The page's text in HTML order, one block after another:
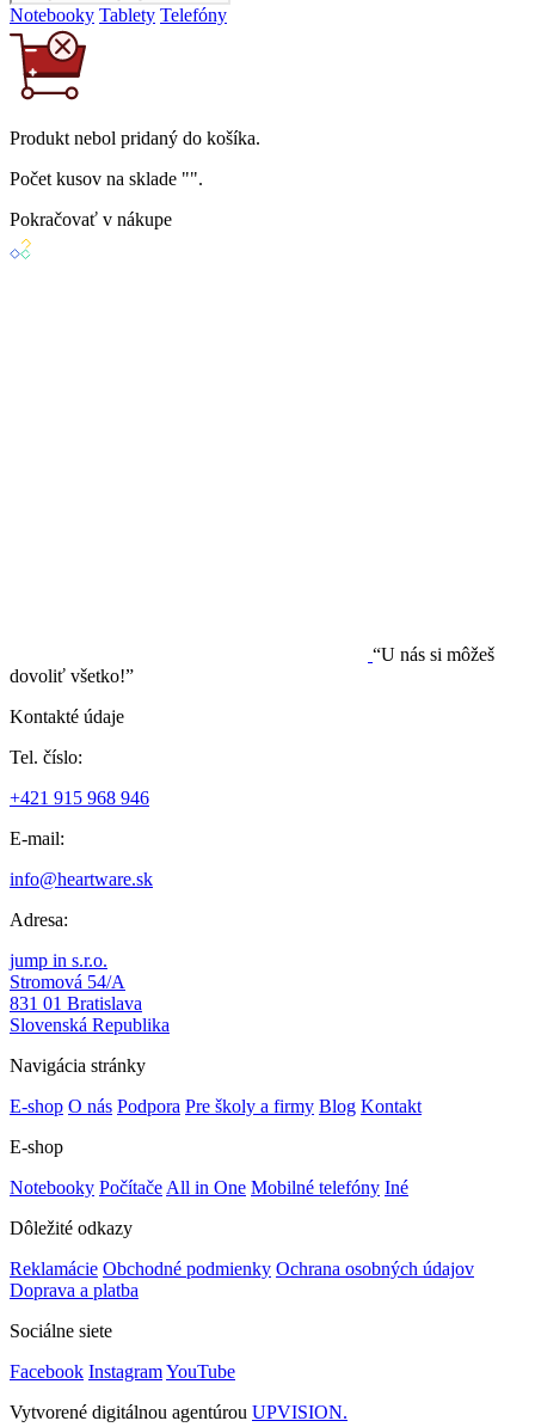
Notebooky Tablety Telefóny
Produkt nebol pridaný do košíka.
Počet kusov na sklade "".
Pokračovať v nákupe
“U nás si môžeš
dovoliť všetko!”
Kontakté údaje
Tel. číslo:
+421 915 968 946
E-mail:
info@heartware.sk
Adresa:
jump in s.r.o.
Stromová 54/A
831 01 Bratislava
Slovenská Republika
Navigácia stránky
E-shop O nás Podpora Pre školy a firmy Blog Kontakt
E-shop
Notebooky Počítače All in One Mobilné telefóny Iné
Dôležité odkazy
Reklamácie Obchodné podmienky Ochrana osobných údajov
Doprava a platba
Sociálne siete
Facebook InstagramYouTube
Vytvorené digitálnou agentúrou UPVISION.